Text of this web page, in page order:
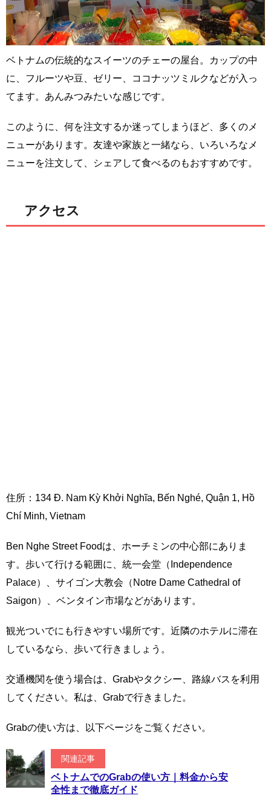
ベトナムの伝統的なスイーツのチェーの屋台。カップの中
に、フルーツや豆、ゼリー、ココナッツミルクなどが入っ
てます。あんみつみたいな感じです。
このように、何を注文するか迷ってしまうほど、多くのメ
ニューがあります。友達や家族と一緒なら、いろいろなメ
ニューを注文して、シェアして食べるのもおすすめです。
アクセス
住所：134 Đ. Nam Kỳ Khởi Nghĩa, Bến Nghé, Quận 1, Hồ
Chí Minh, Vietnam
Ben Nghe Street Foodは、ホーチミンの中心部にありま
す。歩いて行ける範囲に、統一会堂（Independence
Palace）、サイゴン大教会（Notre Dame Cathedral of
Saigon）、ベンタイン市場などがあります。
観光ついでにも行きやすい場所です。近隣のホテルに滞在
しているなら、歩いて行きましょう。
交通機関を使う場合は、Grabやタクシー、路線バスを利用
してください。私は、Grabで行きました。
Grabの使い方は、以下ページをご覧ください。
関連記事
ベトナムでのGrabの使い方｜料金から安
全性まで徹底ガイド